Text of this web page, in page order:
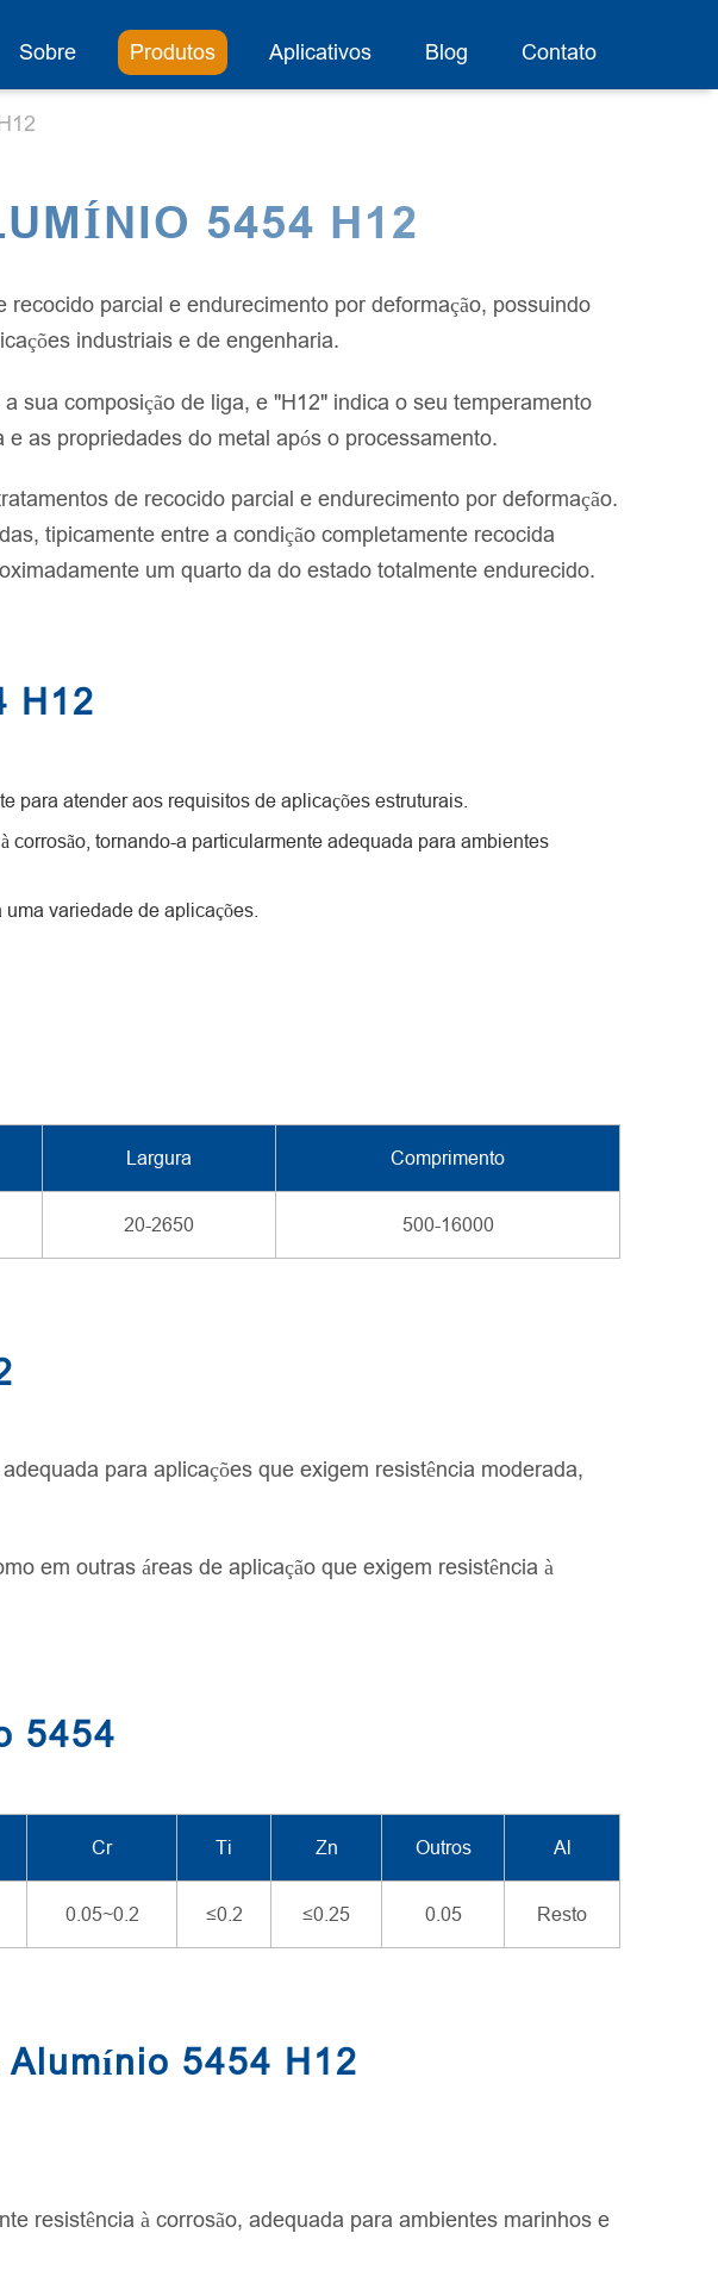
Sobre Produtos Aplicativos Blog Contato
5454 H12
parcial e endurecimento por deformação, possuindo
industriais e de engenharia.
a sua composição de liga, e "H12" indica o seu temperamento
as propriedades do metal após o processamento.
de recocido parcial e endurecimento por deformação.
tipicamente entre a condição completamente recocida
um quarto da do estado totalmente endurecido.
H12
para atender aos requisitos de aplicações estruturais.
corrosão, tornando-a particularmente adequada para ambientes
variedade de aplicações.
Largura Comprimento
20-2650 500-16000
para aplicações que exigem resistência moderada,
em outras áreas de aplicação que exigem resistência à
5454
Cr Ti Zn Outros Al
0.05~0.2 ≤0.2 ≤0.25 0.05 Resto
5454 H12
resistência à corrosão, adequada para ambientes marinhos e